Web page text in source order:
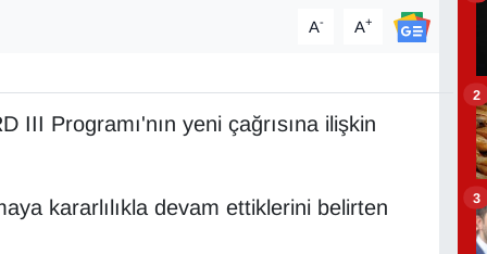
A- A+
III Programı'nın yeni çağrısına ilişkin
kararlılıkla devam ettiklerini belirten
2
3